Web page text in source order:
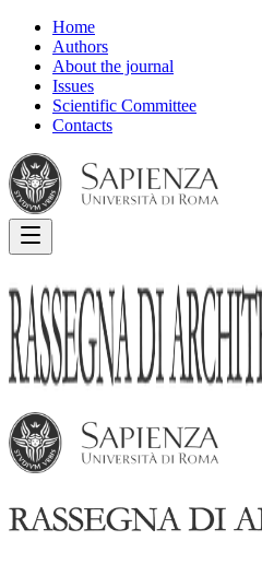
Home
Authors
About the journal
Issues
Scientific Committee
Contacts